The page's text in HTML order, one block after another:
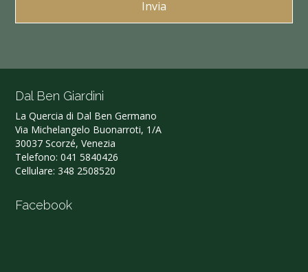
Dal Ben Giardini
La Quercia di Dal Ben Germano‎
Via Michelangelo Buonarroti, 1/A
30037 Scorzé, Venezia
Telefono:041 5840426
Cellulare:348 2508520
Facebook